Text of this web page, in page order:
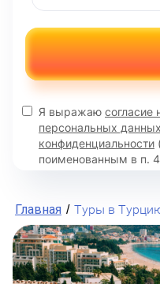
ПОИСК
Я выражаю согласие
персональных данных
конфиденциальности
поименованным в п.
Главная / Туры в